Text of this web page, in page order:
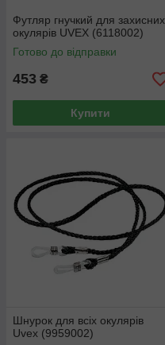
Футляр гнучкий для захисних
окулярів UVEX (6118002)
Готово до відправки
453 ₴
Купити
Шнурок для всіх окулярів
Uvex (9959002)